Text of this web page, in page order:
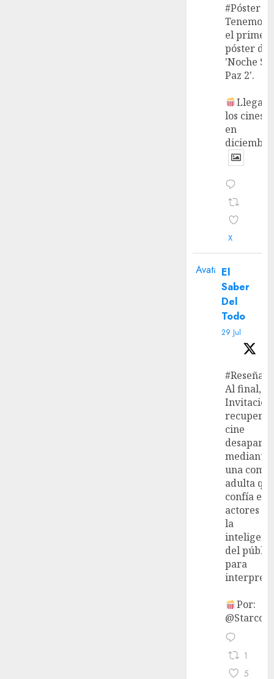
#Póster
Tenemos
el primer
póster de
'Noche
Paz 2'.
Llega a
los cines
en
X
Avatar El
Saber
Del
Todo
29 Jul
#Reseña
Al final,
recupera
cine
mediante
una
adulta
confía en
actores y
la
del
para
Por:
1
5